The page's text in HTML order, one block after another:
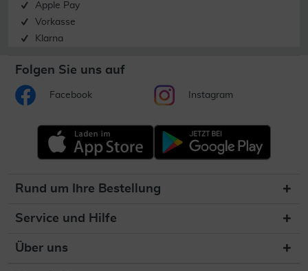
Apple Pay
Vorkasse
Klarna
Folgen Sie uns auf
Facebook Instagram
Rund um Ihre Bestellung
Service und Hilfe
Über uns